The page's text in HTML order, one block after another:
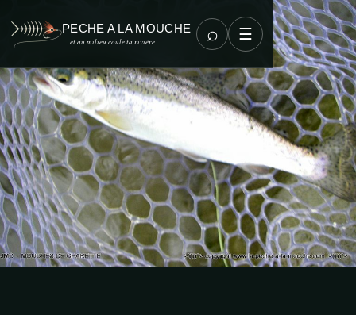
PECHE A LA MOUCHE
… et au milieu coule ta rivière … ⌕ ☰